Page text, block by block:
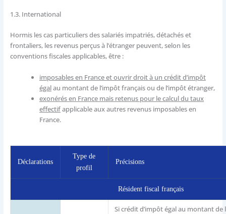
1.3.International
Hormis les cas particuliers des salariés impatriés, détachés et
frontaliers, les revenus perçus à l’étranger peuvent, selon les
conventions fiscales applicables, être :
imposables en France et ouvrir droit à un crédit d’impôt
égalau montant de l’impôt français ou de l’impôt étranger,
exonérés en France mais retenus pour le calcul du taux
effectifapplicable aux autres revenus imposables en
France.
Déclarations
Type de
profil
Précisions
Résident fiscal français
Si crédit d’impôt égal au montant de